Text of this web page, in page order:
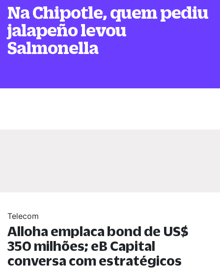
Na Chipotle, quem pediu
jalapeño levou
Salmonella
Telecom
Alloha emplaca bond de US$
350 milhões; eB Capital
conversa com estratégicos